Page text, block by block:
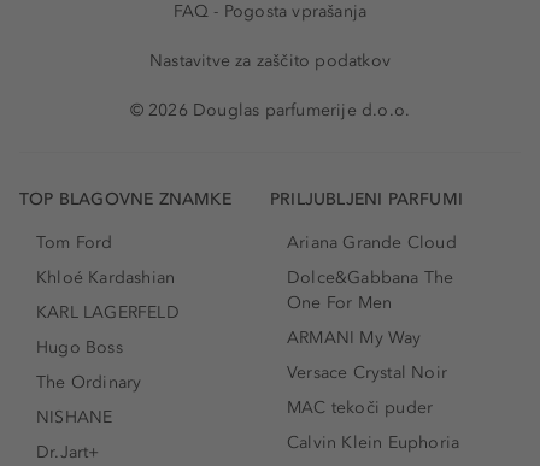
FAQ - Pogosta vprašanja
Nastavitve za zaščito podatkov
© 2026 Douglas parfumerije d.o.o.
TOP BLAGOVNE ZNAMKE
Tom Ford
Khloé Kardashian
KARL LAGERFELD
Hugo Boss
The Ordinary
NISHANE
Dr.Jart+
PRILJUBLJENI PARFUMI
Ariana Grande Cloud
Dolce&Gabbana The
One For Men
ARMANI My Way
Versace Crystal Noir
MAC tekoči puder
Calvin Klein Euphoria